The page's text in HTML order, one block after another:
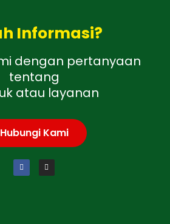
Informasi?
dengan pertanyaan
tentang
atau layanan
Hubungi Kami